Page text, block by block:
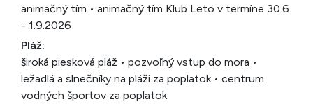
animačný tím • animačný tím Klub Leto v termíne 30.6.
- 1.9.2026
Pláž:
široká piesková pláž • pozvoľný vstup do mora •
ležadlá a slnečníky na pláži za poplatok • centrum
vodných športov za poplatok